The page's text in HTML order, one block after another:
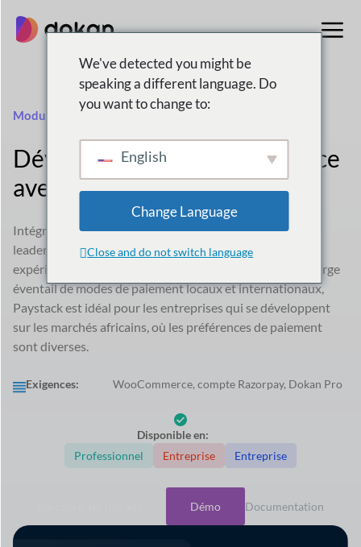
contenu
Module Paystack
Développez votre marketplace
avec Paystack
Intégrer Paystack, Paystack, une solution de paiement
leader en Afrique, s'intègre à votre plateforme pour une
expérience de paiement fluide et sécurisée. Grâce à un large
éventail de modes de paiement locaux et internationaux,
Paystack est idéal pour les entreprises qui se développent
sur les marchés africains, où les préférences de paiement
sont diverses.
Exigences: WooCommerce, compte Razorpay, Dokan Pro
Disponible en:
Professionnel
Entreprise Entreprise
Démo Documentation
We've detected you might be
speaking a different language. Do
you want to change to:
English
Change Language
Close and do not switch language